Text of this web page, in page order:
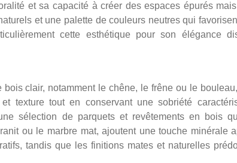
et sa capacité à créer des espaces épurés
et une palette de couleurs neutres qui
cette esthétique pour son élégance
clair, notamment le chêne, le frêne ou le
texture tout en conservant une sobriété
sélection de parquets et revêtements en bois
ou le marbre mat, ajoutent une touche minérale
tandis que les finitions mates et naturelles